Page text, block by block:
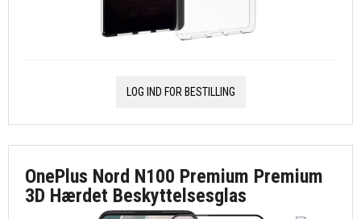
LOG IND FOR BESTILLING
OnePlus Nord N100 Premium Premium
3D Hærdet Beskyttelsesglas